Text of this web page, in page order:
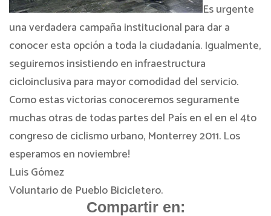
Es urgente
una verdadera campaña institucional para dar a
conocer esta opción a toda la ciudadanía. Igualmente,
seguiremos insistiendo en infraestructura
cicloinclusiva para mayor comodidad del servicio.
Como estas victorias conoceremos seguramente
muchas otras de todas partes del País en el en el 4to
congreso de ciclismo urbano, Monterrey 2011. Los
esperamos en noviembre!
Luis Gómez
Voluntario de Pueblo Bicicletero.
Compartir en: